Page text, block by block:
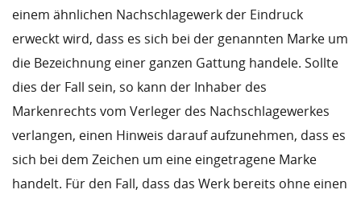
einem ähnlichen Nachschlagewerk der Eindruck
erweckt wird, dass es sich bei der genannten Marke um
die Bezeichnung einer ganzen Gattung handele. Sollte
dies der Fall sein, so kann der Inhaber des
Markenrechts vom Verleger des Nachschlagewerkes
verlangen, einen Hinweis darauf aufzunehmen, dass es
sich bei dem Zeichen um eine eingetragene Marke
handelt. Für den Fall, dass das Werk bereits ohne einen